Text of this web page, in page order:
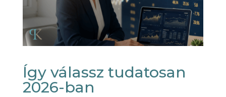
Így válassz tudatosan
2026-ban